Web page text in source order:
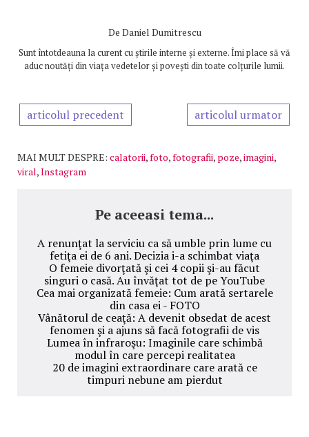
De Daniel Dumitrescu
Sunt întotdeauna la curent cu știrile interne și externe. Îmi place să vă
aduc noutăți din viața vedetelor și povești din toate colțurile lumii.
articolul precedent articolul urmator
MAI MULT DESPRE: calatorii,foto,fotografii, poze,imagini,
viral,Instagram
Pe aceeasi tema...
A renunţat la serviciu ca să umble prin lume cu
fetiţa ei de 6 ani. Decizia i-a schimbat viaţa
O femeie divorţată şi cei 4 copii şi-au făcut
singuri o casă. Au învăţat tot de pe YouTube
Cea mai organizată femeie: Cum arată sertarele
din casa ei - FOTO
Vânătorul de ceaţă: A devenit obsedat de acest
fenomen şi a ajuns să facă fotografii de vis
Lumea în infraroşu: Imaginile care schimbă
modul în care percepi realitatea
20 de imagini extraordinare care arată ce
timpuri nebune am pierdut